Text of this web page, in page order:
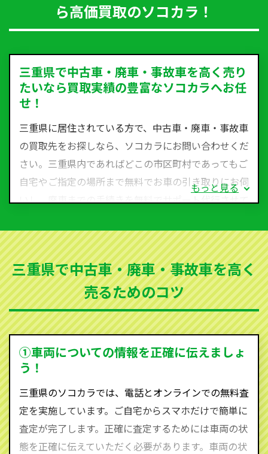
ら高価買取のソコカラ！
三重県で中古車・廃車・事故車を高く売り
たいなら買取実績の豊富なソコカラへお任
せ！
三重県に居住されている方で、中古車・廃車・事故車
の買取先をお探しなら、ソコカラにお問い合わせくだ
さい。三重県内であればどこの市区町村であってもご
自宅やご指定の場所まで無料でお車の引き取りにお伺
いし、廃車までの手続きを無料でサポート代行させて
など動かない車、水害車、不動車、乗らなくなってし
まった車、車検が切れて動かすことができない車でも
買取可能です。
ソコカラは世界１１０か国に独自の販売ネットワーク
を持ち、国内に自社物流網、自社ヤードをもっている
ため、中間マージンがかかりません。だから高価買取
を実現し、お客様に利益を還元することができるので
す。
590-870）までお問い合わせ下さい。
査定・ご相談・見積もりはすべて無料で行います。安
心してお問い合わせください。
もっと見る
三重県で中古車・廃車・事故車を高く
売るためのコツ
①車両についての情報を正確に伝えましょ
う！
三重県のソコカラでは、電話とオンラインでの無料査
定を実施しています。ご自宅からスマホだけで簡単に
査定が完了します。正確に査定するためには車両の状
態を正確に伝えていただく必要があります。車両の状